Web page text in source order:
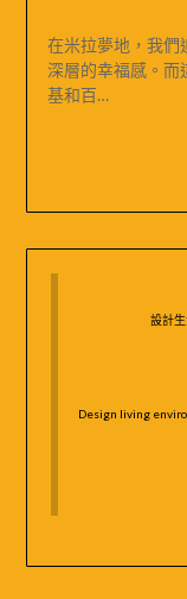
在米拉夢地，我們
深層的幸福感。而
基和百…
設計
Design living